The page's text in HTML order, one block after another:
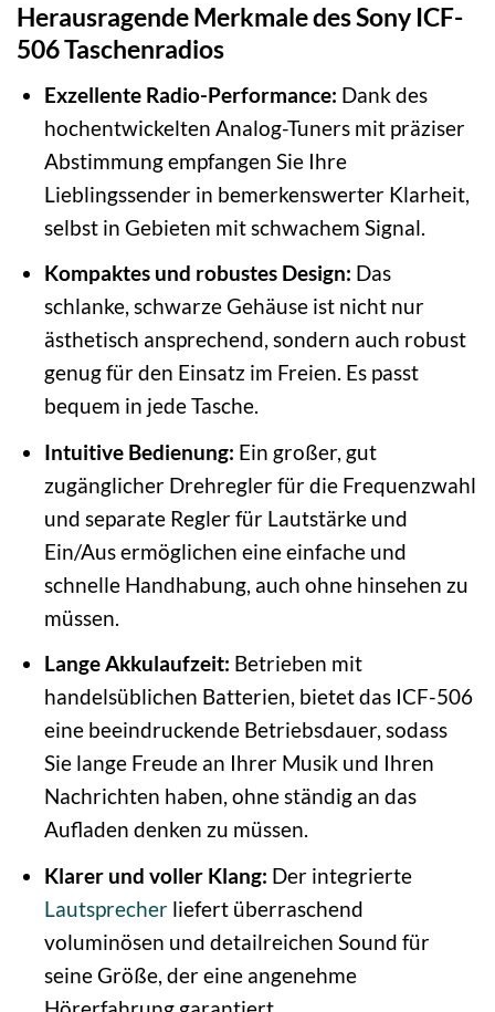
Herausragende Merkmale des Sony ICF-
506 Taschenradios
Exzellente Radio-Performance: Dank des
hochentwickelten Analog-Tuners mit präziser
Abstimmung empfangen Sie Ihre
Lieblingssender in bemerkenswerter Klarheit,
selbst in Gebieten mit schwachem Signal.
Kompaktes und robustes Design: Das
schlanke, schwarze Gehäuse ist nicht nur
ästhetisch ansprechend, sondern auch robust
genug für den Einsatz im Freien. Es passt
bequem in jede Tasche.
Intuitive Bedienung: Ein großer, gut
zugänglicher Drehregler für die Frequenzwahl
und separate Regler für Lautstärke und
Ein/Aus ermöglichen eine einfache und
schnelle Handhabung, auch ohne hinsehen zu
müssen.
Lange Akkulaufzeit: Betrieben mit
handelsüblichen Batterien, bietet das ICF-506
eine beeindruckende Betriebsdauer, sodass
Sie lange Freude an Ihrer Musik und Ihren
Nachrichten haben, ohne ständig an das
Aufladen denken zu müssen.
Klarer und voller Klang: Der integrierte
Lautsprecherliefert überraschend
voluminösen und detailreichen Sound für
seine Größe, der eine angenehme